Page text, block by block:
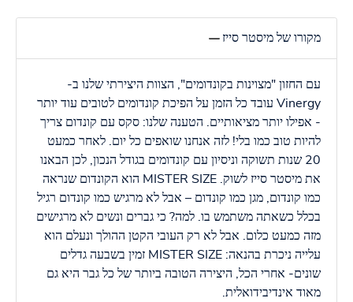
מקורו של מיסטר סייז
עם החזון "מצוינות בקונדומים", הצוות היצירתי שלנו ב-
Vinergy עובד כל הזמן על הפיכת קונדומים לטובים עוד יותר
- אפילו יותר מציאותיים. הטענה שלנו: סקס עם קונדום צריך
להיות טוב כמו בלי! לזה אנחנו שואפים כל יום. לאחר כמעט
20 שנות תשוקה וניסיון עם קונדומים בגודל הנכון, לכן הבאנו
את מיסטר סייז לשוק. MISTER SIZE הוא הקונדום שנראה
כמו קונדום, מגן כמו קונדום – אבל לא מרגיש כמו קונדום רגיל
בכלל כשאתה משתמש בו. למה? כי גברים ונשים לא מרגישים
מזה כמעט כלום. אבל לא רק העובי הקטן ההולך ונעלם הוא
עלייה ניכרת בהנאה: MISTER SIZE זמין בשבעה גדלים
שונים- אחרי הכל, היצירה הטובה ביותר של כל גבר היא גם
מאוד אינדיבידואלית.